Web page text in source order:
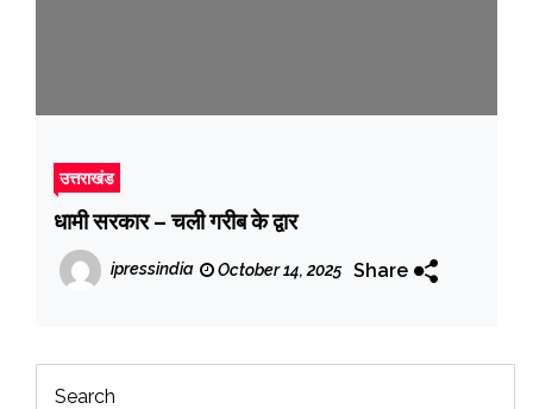
उत्तराखंड
धामी सरकार – चली गरीब के द्वार
ipressindia October 14, 2025 Share
Search